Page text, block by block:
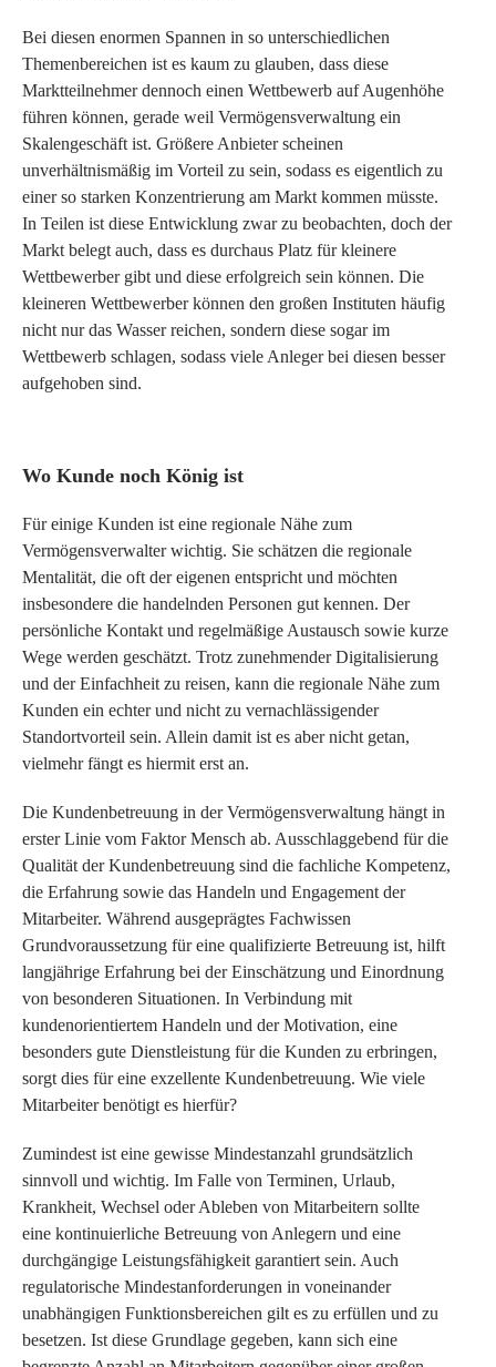
Bei diesen enormen Spannen in so unterschiedlichen
Themenbereichen ist es kaum zu glauben, dass diese
Marktteilnehmer dennoch einen Wettbewerb auf Augenhöhe
führen können, gerade weil Vermögensverwaltung ein
Skalengeschäft ist. Größere Anbieter scheinen
unverhältnismäßig im Vorteil zu sein, sodass es eigentlich zu
einer so starken Konzentrierung am Markt kommen müsste.
In Teilen ist diese Entwicklung zwar zu beobachten, doch der
Markt belegt auch, dass es durchaus Platz für kleinere
Wettbewerber gibt und diese erfolgreich sein können. Die
kleineren Wettbewerber können den großen Instituten häufig
nicht nur das Wasser reichen, sondern diese sogar im
Wettbewerb schlagen, sodass viele Anleger bei diesen besser
aufgehoben sind.
Wo Kunde noch König ist
Für einige Kunden ist eine regionale Nähe zum
Vermögensverwalter wichtig. Sie schätzen die regionale
Mentalität, die oft der eigenen entspricht und möchten
insbesondere die handelnden Personen gut kennen. Der
persönliche Kontakt und regelmäßige Austausch sowie kurze
Wege werden geschätzt. Trotz zunehmender Digitalisierung
und der Einfachheit zu reisen, kann die regionale Nähe zum
Kunden ein echter und nicht zu vernachlässigender
Standortvorteil sein. Allein damit ist es aber nicht getan,
vielmehr fängt es hiermit erst an.
Die Kundenbetreuung in der Vermögensverwaltung hängt in
erster Linie vom Faktor Mensch ab. Ausschlaggebend für die
Qualität der Kundenbetreuung sind die fachliche Kompetenz,
die Erfahrung sowie das Handeln und Engagement der
Mitarbeiter. Während ausgeprägtes Fachwissen
Grundvoraussetzung für eine qualifizierte Betreuung ist, hilft
langjährige Erfahrung bei der Einschätzung und Einordnung
von besonderen Situationen. In Verbindung mit
kundenorientiertem Handeln und der Motivation, eine
besonders gute Dienstleistung für die Kunden zu erbringen,
sorgt dies für eine exzellente Kundenbetreuung. Wie viele
Mitarbeiter benötigt es hierfür?
Zumindest ist eine gewisse Mindestanzahl grundsätzlich
sinnvoll und wichtig. Im Falle von Terminen, Urlaub,
Krankheit, Wechsel oder Ableben von Mitarbeitern sollte
eine kontinuierliche Betreuung von Anlegern und eine
durchgängige Leistungsfähigkeit garantiert sein. Auch
regulatorische Mindestanforderungen in voneinander
unabhängigen Funktionsbereichen gilt es zu erfüllen und zu
besetzen. Ist diese Grundlage gegeben, kann sich eine